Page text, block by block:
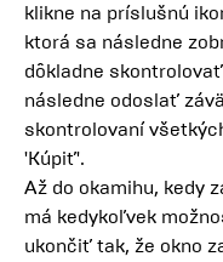
klikne na príslušnú
ktorá sa následne
dôkladne
následne odoslať
skontrolovaní
'Kúpiť'.
Až do okamihu, kedy
má kedykoľvek
ukončiť tak, že okno